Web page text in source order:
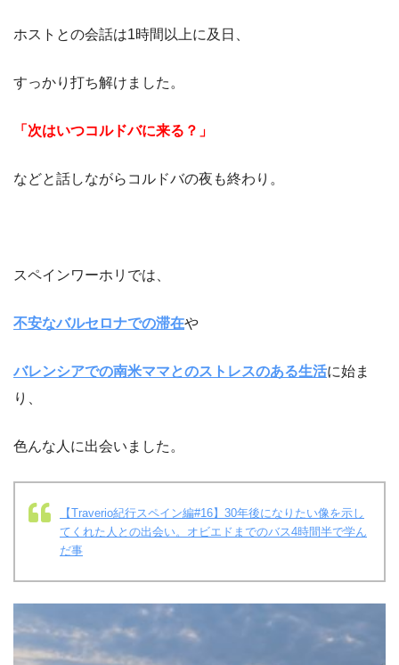
ホストとの会話は1時間以上に及日、
すっかり打ち解けました。
「次はいつコルドバに来る？」
などと話しながらコルドバの夜も終わり。
スペインワーホリでは、
不安なバルセロナでの滞在や
バレンシアでの南米ママとのストレスのある生活に始ま
り、
色んな人に出会いました。
【Traverio紀行スペイン編#16】30年後になりたい像を示し
てくれた人との出会い。オビエドまでのバス4時間半で学ん
だ事